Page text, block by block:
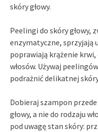
skóry głowy.
Peelingi do skóry głowy,
enzymatyczne, sprzyjają
poprawiają krążenie
włosów. Używaj
podrażnić delikatnej skóry
Dobieraj szampon
głowy, a nie do rodzaju
pod uwagę stan skóry: